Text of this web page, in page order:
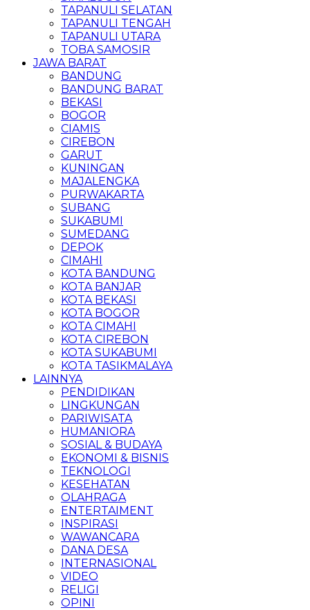
TAPANULI SELATAN
TAPANULI TENGAH
TAPANULI UTARA
TOBA SAMOSIR
JAWA BARAT
BANDUNG
BANDUNG BARAT
BEKASI
BOGOR
CIAMIS
CIREBON
GARUT
KUNINGAN
MAJALENGKA
PURWAKARTA
SUBANG
SUKABUMI
SUMEDANG
DEPOK
CIMAHI
KOTA BANDUNG
KOTA BANJAR
KOTA BEKASI
KOTA BOGOR
KOTA CIMAHI
KOTA CIREBON
KOTA SUKABUMI
KOTA TASIKMALAYA
LAINNYA
PENDIDIKAN
LINGKUNGAN
PARIWISATA
HUMANIORA
SOSIAL & BUDAYA
EKONOMI & BISNIS
TEKNOLOGI
KESEHATAN
OLAHRAGA
ENTERTAIMENT
INSPIRASI
WAWANCARA
DANA DESA
INTERNASIONAL
VIDEO
RELIGI
OPINI